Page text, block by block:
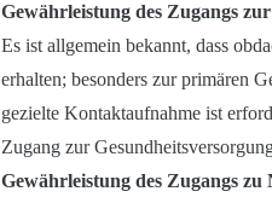
Gewährleistung des Zugangs
Es ist allgemein bekannt, dass
erhalten; besonders zur primären
gezielte Kontaktaufnahme ist
Zugang zur
Gewährleistung des Zugangs